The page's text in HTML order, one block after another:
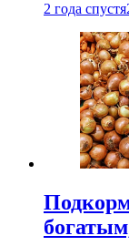
2 года спустя